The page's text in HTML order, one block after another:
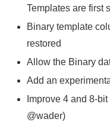
Templates are first
Binary template
restored
Allow the Binary
Add an
Improve 4 and 8-
@wader)